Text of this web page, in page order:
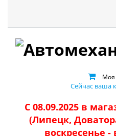
Моя
Сейчас ваша
С 08.09.2025 в
(Липецк,
воскресенье